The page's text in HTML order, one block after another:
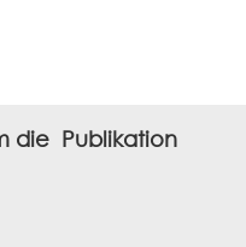
die Publikation